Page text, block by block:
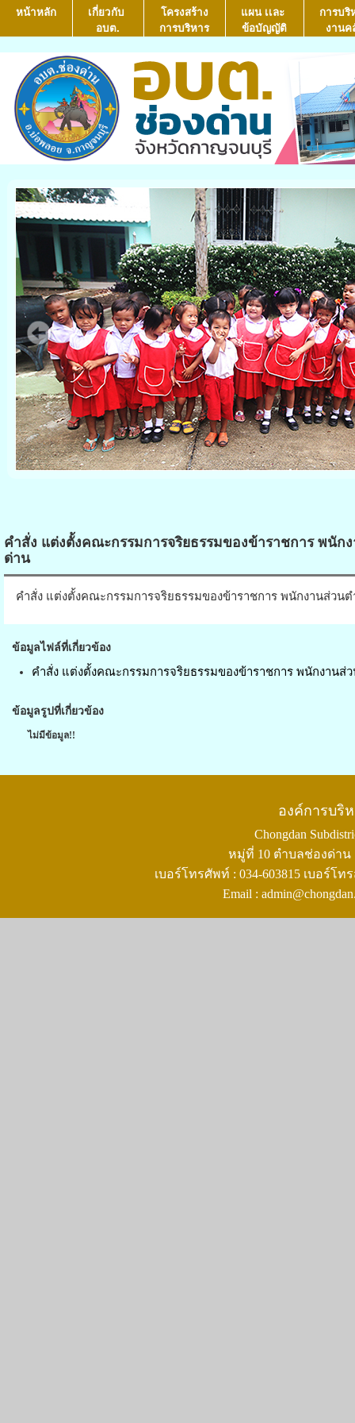
หน้าหลัก
เกี่ยวกับ
อบต.
โครงสร้าง
การบริหาร
แผน เเละ
ข้อบัญญัติ
การบริ
งานค
คำสั่ง แต่งตั้งคณะกรรมการจริยธรรมของข้าราชการ พนั
ด่าน
คำสั่ง แต่งตั้งคณะกรรมการจริยธรรมของข้าราชการ พนักงานส่ว
ข้อมูลไฟล์ที่เกี่ยวข้อง
คำสั่ง แต่งตั้งคณะกรรมการจริยธรรมของข้าราชการ พนักงานส่
ข้อมูลรูปที่เกี่ยวข้อง
ไม่มีข้อมูล!!
องค์การบริ
Chongdan
หมู่ที่ 10 ตำบลช่องด่าน
เบอร์โทรศัพท์ : 034-603815 เบอร์โท
Email :